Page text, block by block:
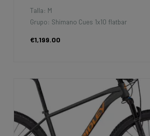
Talla: M
Grupo: Shimano Cues 1x10 flatbar
€1,199.00